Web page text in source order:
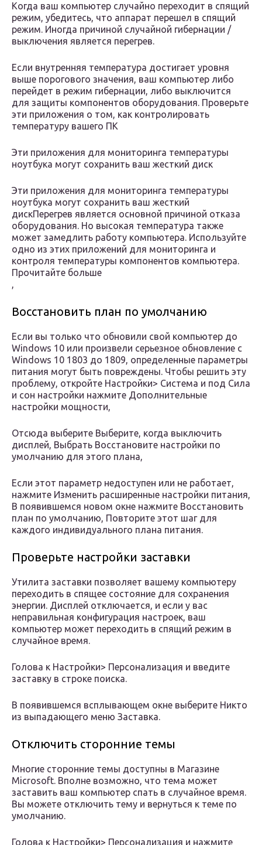
Когда ваш компьютер случайно переходит в спящий
режим, убедитесь, что аппарат перешел в спящий
режим. Иногда причиной случайной гибернации /
выключения является перегрев.
Если внутренняя температура достигает уровня
выше порогового значения, ваш компьютер либо
перейдет в режим гибернации, либо выключится
для защиты компонентов оборудования. Проверьте
эти приложения о том, как контролировать
температуру вашего ПК
Эти приложения для мониторинга температуры
ноутбука могут сохранить ваш жесткий диск
Эти приложения для мониторинга температуры
ноутбука могут сохранить ваш жесткий
дискПерегрев является основной причиной отказа
оборудования. Но высокая температура также
может замедлить работу компьютера. Используйте
одно из этих приложений для мониторинга и
контроля температуры компонентов компьютера.
Прочитайте больше
,
Восстановить план по умолчанию
Если вы только что обновили свой компьютер до
Windows 10 или произвели серьезное обновление с
Windows 10 1803 до 1809, определенные параметры
питания могут быть повреждены. Чтобы решить эту
проблему, откройте Настройки> Система и под Сила
и сон настройки нажмите Дополнительные
настройки мощности,
Отсюда выберите Выберите, когда выключить
дисплей, Выбрать Восстановите настройки по
умолчанию для этого плана,
Если этот параметр недоступен или не работает,
нажмите Изменить расширенные настройки питания,
В появившемся новом окне нажмите Восстановить
план по умолчанию, Повторите этот шаг для
каждого индивидуального плана питания.
Проверьте настройки заставки
Утилита заставки позволяет вашему компьютеру
переходить в спящее состояние для сохранения
энергии. Дисплей отключается, и если у вас
неправильная конфигурация настроек, ваш
компьютер может переходить в спящий режим в
случайное время.
Голова к Настройки> Персонализация и введите
заставку в строке поиска.
В появившемся всплывающем окне выберите Никто
из выпадающего меню Заставка.
Отключить сторонние темы
Многие сторонние темы доступны в Магазине
Microsoft. Вполне возможно, что тема может
заставить ваш компьютер спать в случайное время.
Вы можете отключить тему и вернуться к теме по
умолчанию.
Голова к Настройки> Персонализация и нажмите